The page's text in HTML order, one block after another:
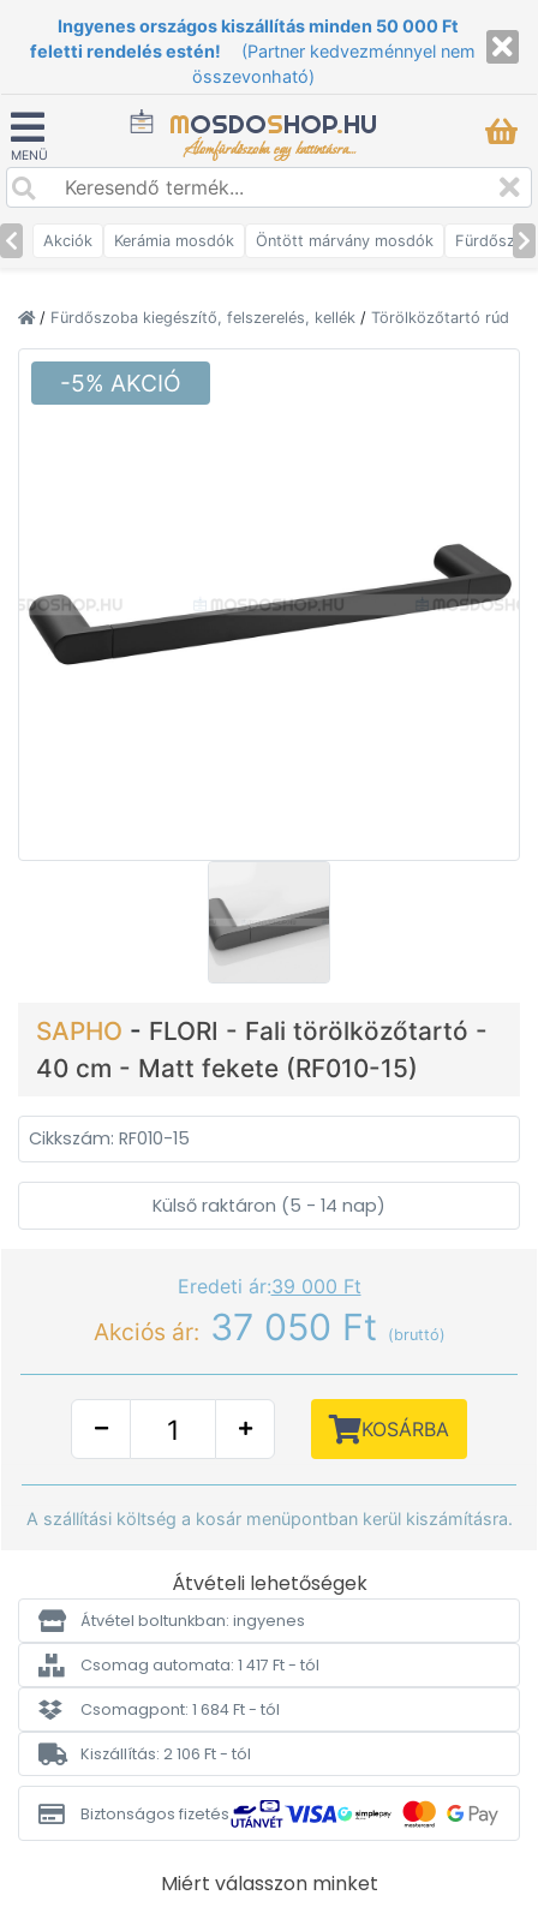
Ingyenes országos kiszállítás minden 50 000 Ft
feletti rendelés estén!
(Partner kedvezménnyel nem
összevonható)
MENÜ
MOSDOSHOP.HU
Álomfürdőszoba egy kattintásra...
Akciók Kerámia mosdók Öntött márvány mosdók
/ Fürdőszoba kiegészítő, felszerelés, kellék / Törölközőtartó rúd
-5% AKCIÓ
SAPHO - FLORI - Fali törölközőtartó -
40 cm - Matt fekete (RF010-15)
Cikkszám: RF010-15
Külső raktáron (5 - 14 nap)
Eredeti ár:39 000 Ft
Akciós ár: 37 050 Ft (bruttó)
KOSÁRBA
A szállítási költség a kosár menüpontban kerül kiszámításra.
Átvételi lehetőségek
Átvétel boltunkban: ingyenes
Csomag automata: 1 417 Ft - tól
Csomagpont: 1 684 Ft - tól
Kiszállítás: 2 106 Ft - tól
Biztonságos fizetés
Miért válasszon minket